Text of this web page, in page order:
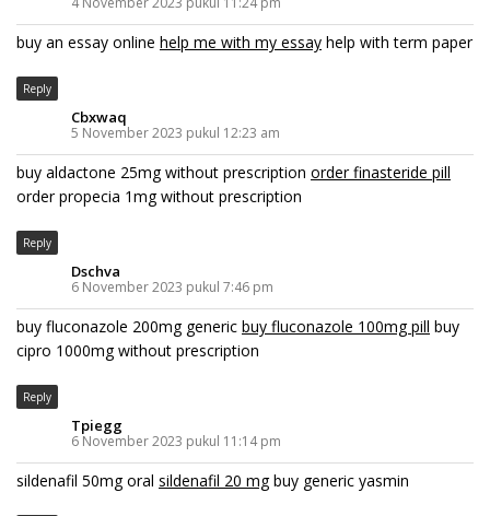
buy an essay online help me with my essay help with term paper
Reply
Cbxwaq
5 November 2023 pukul 12:23 am
buy aldactone 25mg without prescription order finasteride pill
order propecia 1mg without prescription
Reply
Dschva
6 November 2023 pukul 7:46 pm
buy fluconazole 200mg generic buy fluconazole 100mg pill buy
cipro 1000mg without prescription
Reply
Tpiegg
6 November 2023 pukul 11:14 pm
sildenafil 50mg oral sildenafil 20 mgbuy generic yasmin